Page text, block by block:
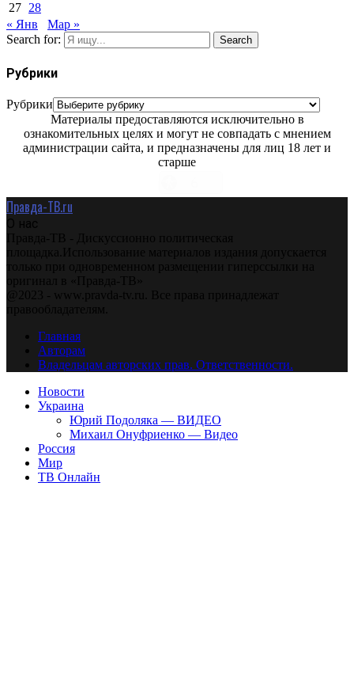
27 28
« Янв
Мар »
Search for:
Search
Рубрики
Рубрики
Материалы предоставляются исключительно в
ознакомительных целях и могут не совпадать с мнением
администрации сайта, и предназначены для лиц 18 лет и
старше
Правда-ТВ.ru
О нас
Правда-ТВ - Дискуссионно политическая
площадка.Использование материалов издания допускается
только при одновременном размещении гиперссылки на
оригинал в «Правда-ТВ»
@2023 - www.pravda-tv.ru. Все права принадлежат
правообладателям.
Главная
Авторам
Владельцам авторских прав. Ответственности.
Новости
Украина
Юрий Подоляка — ВИДЕО
Михаил Онуфриенко — Видео
Россия
Мир
ТВ Онлайн